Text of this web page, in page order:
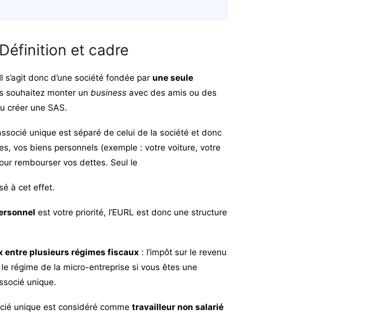
Définition et cadre
s’agit donc d’une société fondée par une seule
souhaitez monter un businessavec des amis ou des
créer une SAS.
unique est séparé de celui de la société et donc
vos biens personnels (exemple : votre voiture, votre
rembourser vos dettes. Seul le
à cet effet.
est votre priorité, l’EURL est donc une structure
entre plusieurs régimes fiscaux : l’impôt sur le revenu
régime de la micro-entreprise si vous êtes une
unique.
unique est considéré comme travailleur non salarié